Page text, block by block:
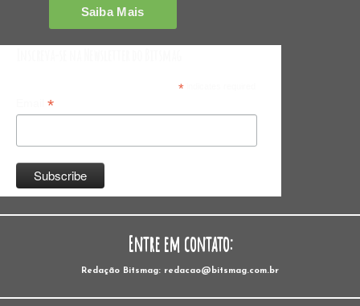
*indicates required
*
Entre em contato:
Redação Bitsmag: redacao@bitsmag.com.br